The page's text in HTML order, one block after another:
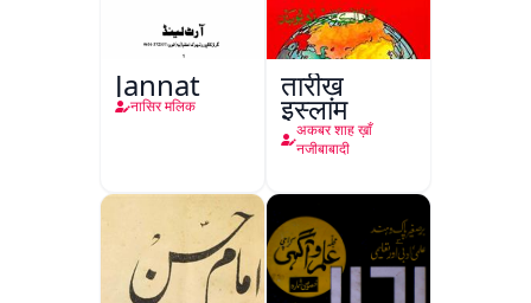
Jannat
नासिर मलिक
तारीख़
इस्लाम
अकबर शाह ख़ाँ
नजीबाबादी